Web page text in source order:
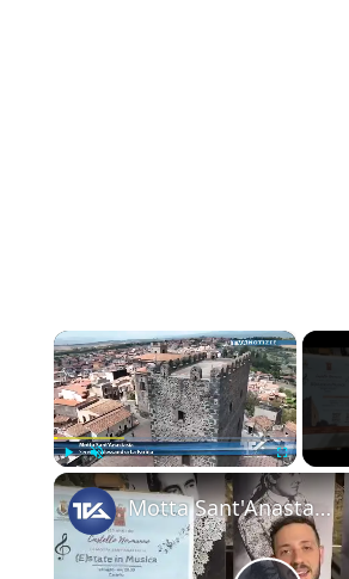
×
Play Unmute Fullscreen
Motta Sant'Anastasia. L'omaggio al tenore mottese Giuseppe Di Stefano nel giorno della sua nascita.